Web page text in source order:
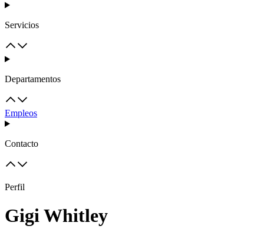
Servicios
Departamentos
Empleos
Contacto
Perfil
Gigi Whitley